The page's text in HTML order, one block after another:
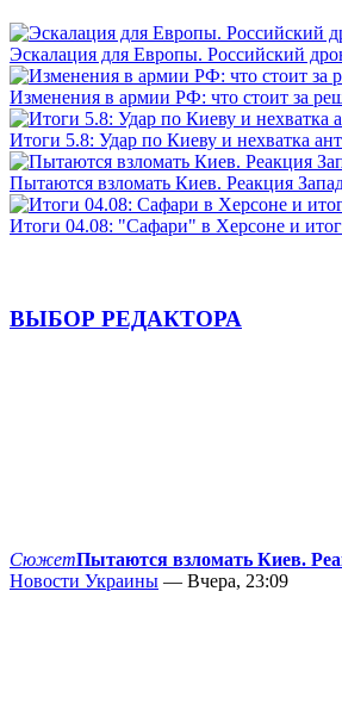
Эскалация для Европы. Российский
Изменения в армии РФ: что стоит за
Итоги 5.8: Удар по Киеву и нехватка
Пытаются взломать Киев. Реакция
Итоги 04.08: "Сафари" в Херсоне и
ВЫБОР РЕДАКТОРА
СюжетПытаются взломать Киев.
Новости Украины — Вчера, 23:09